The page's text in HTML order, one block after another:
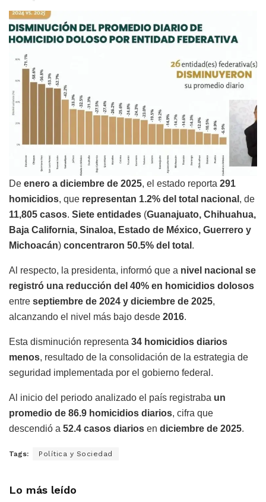
De enero a diciembre de 2025, el estado reporta 291
homicidios, que representan 1.2% del total nacional , de
11,805 casos. Siete entidades (Guanajuato, Chihuahua,
Baja California, Sinaloa, Estado de México, Guerrero y
Michoacán) concentraron 50.5% del total .
Al respecto, la presidenta, informó que a nivel nacional se
registró una reducción del 40% en homicidios dolosos
entre septiembre de 2024 y diciembre de 2025,
alcanzando el nivel más bajo desde 2016.
Esta disminución representa 34 homicidios diarios
menos, resultado de la consolidación de la estrategia de
seguridad implementada por el gobierno federal.
Al inicio del periodo analizado el país registraba un
promedio de 86.9 homicidios diarios, cifra que
descendió a 52.4 casos diarios en diciembre de 2025.
Tags: Política y Sociedad
Lo más leído